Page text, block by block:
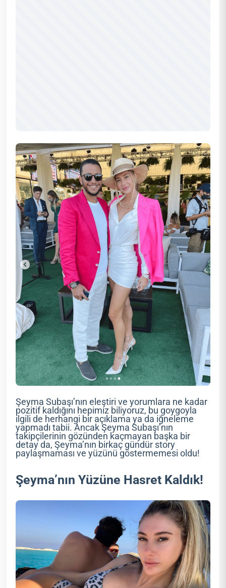
Şeyma Subaşı’nın eleştiri ve yorumlara ne kadar
pozitif kaldığını hepimiz biliyoruz, bu goygoyla
ilgili de herhangi bir açıklama ya da iğneleme
yapmadı tabii. Ancak Şeyma Subaşı’nın
takipçilerinin gözünden kaçmayan başka bir
detay da, Şeyma’nın birkaç gündür story
paylaşmaması ve yüzünü göstermemesi oldu!
Şeyma’nın Yüzüne Hasret Kaldık!